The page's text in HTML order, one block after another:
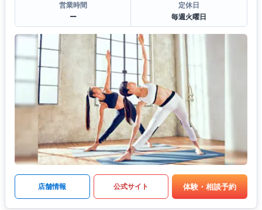
営業時間
ー
定休日
毎週火曜日
店舗情報 公式サイト 体験・相談予約